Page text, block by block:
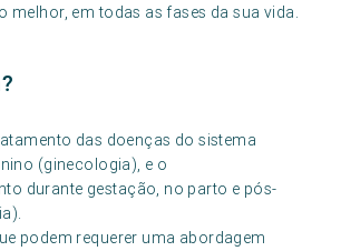
melhor, em todas as fases da sua vida.
das doenças do sistema
(ginecologia), e o
durante gestação, no parto e pós-
podem requerer uma abordagem